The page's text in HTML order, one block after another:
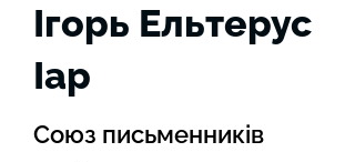
Союз письменників
Ігорь Ельтерус
Іар